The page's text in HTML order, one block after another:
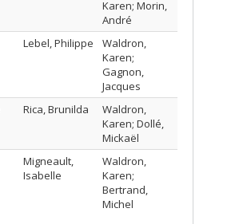
Karen; Morin,
André
Lebel, Philippe
Waldron,
Karen;
Gagnon,
Jacques
Rica, Brunilda
Waldron,
Karen; Dollé,
Mickaël
Migneault,
Isabelle
Waldron,
Karen;
Bertrand,
Michel